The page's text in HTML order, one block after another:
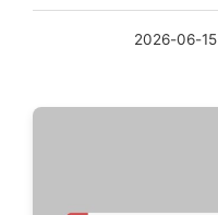
2026-06-15